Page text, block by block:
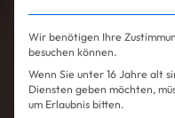
Wir benötigen Ihre
besuchen können.
Wenn Sie unter 16 Jahre alt
Diensten geben möchten,
um Erlaubnis bitten.